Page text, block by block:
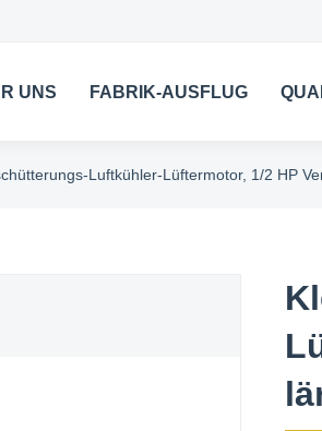
UNS FABRIK-AUSFLUG
Luftkühler-Lüftermotor, 1/2 HP